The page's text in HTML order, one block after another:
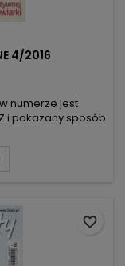
4/2016
numerze jest
i pokazany sposób
potrzebny do
do żakardów
favorite_border